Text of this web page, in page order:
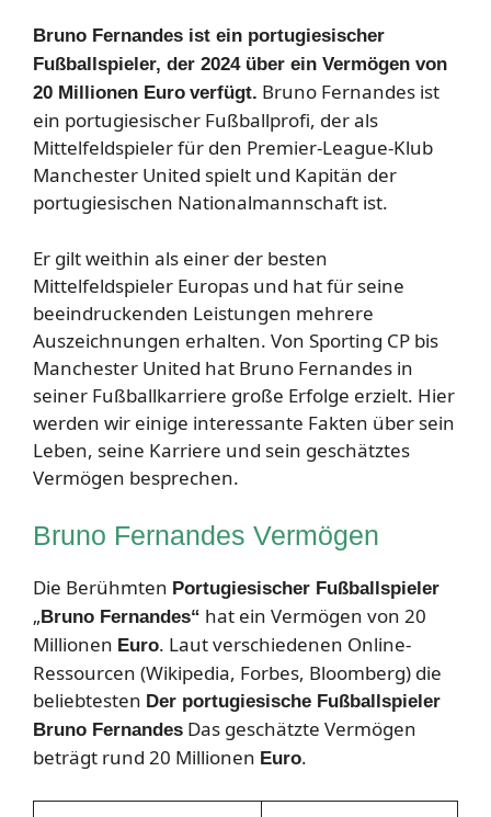
Bruno Fernandes ist ein portugiesischer
Fußballspieler, der 2024 über ein Vermögen von
20 Millionen Euro verfügt. Bruno Fernandes ist
ein portugiesischer Fußballprofi, der als
Mittelfeldspieler für den Premier-League-Klub
Manchester United spielt und Kapitän der
portugiesischen Nationalmannschaft ist.
Er gilt weithin als einer der besten
Mittelfeldspieler Europas und hat für seine
beeindruckenden Leistungen mehrere
Auszeichnungen erhalten. Von Sporting CP bis
Manchester United hat Bruno Fernandes in
seiner Fußballkarriere große Erfolge erzielt. Hier
werden wir einige interessante Fakten über sein
Leben, seine Karriere und sein geschätztes
Vermögen besprechen.
Bruno Fernandes Vermögen
Die Berühmten Portugiesischer Fußballspieler
„Bruno Fernandes“ hat ein Vermögen von 20
Millionen Euro. Laut verschiedenen Online-
Ressourcen (Wikipedia, Forbes, Bloomberg) die
beliebtesten Der portugiesische Fußballspieler
Bruno Fernandes Das geschätzte Vermögen
beträgt rund 20 Millionen Euro.